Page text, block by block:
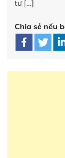
tư […]
Chia sẻ nếu